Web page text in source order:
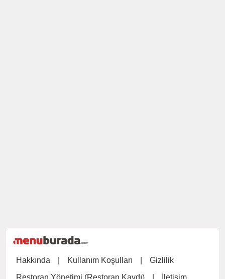
Hakkında Kullanım Koşulları
Gizlilik
Restoran Yönetimi (Restoran Kaydı)
İletişim